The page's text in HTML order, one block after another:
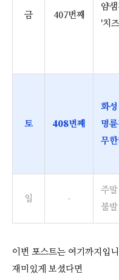
금 407번째
얌
'치
토 408번째
화
명
무
일 -
주
불발
이번 포스트는 여기까지입
재미있게 보셨다면